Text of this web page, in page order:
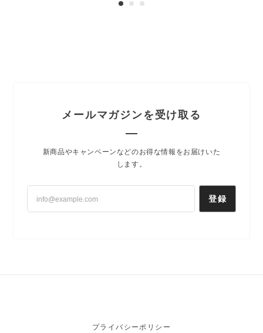
メールマガジンを受け取る
新商品やキャンペーンなどのお得な情報をお届けいた
します。
登録
プライバシーポリシー